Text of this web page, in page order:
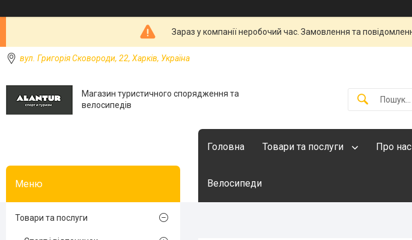
Зараз у компанії неробочий час. Замовлення та
вул. Григорія Сковороди, 22, Харків, Україна
Магазин туристичного спорядження та
велосипедів
Головна Товари та послуги Про нас
Велосипеди
Товари та послуги